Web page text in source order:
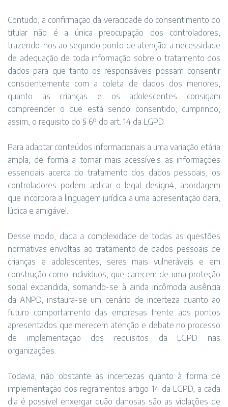
Contudo, a confirmação da veracidade do consentimento do
titular não é a única preocupação dos controladores,
trazendo-nos ao segundo ponto de atenção: a necessidade
de adequação de toda informação sobre o tratamento dos
dados para que tanto os responsáveis possam consentir
conscientemente com a coleta de dados dos menores,
quanto as crianças e os adolescentes consigam
compreender o que está sendo consentido, cumprindo,
assim, o requisito do § 6º do art. 14 da LGPD.
Para adaptar conteúdos informacionais a uma variação etária
ampla, de forma a tornar mais acessíveis as informações
essenciais acerca do tratamento dos dados pessoais, os
controladores podem aplicar o legal design4, abordagem
que incorpora a linguagem jurídica a uma apresentação clara,
lúdica e amigável.
Desse modo, dada a complexidade de todas as questões
normativas envoltas ao tratamento de dados pessoais de
crianças e adolescentes, seres mais vulneráveis e em
construção como indivíduos, que carecem de uma proteção
social expandida, somando-se à ainda incômoda ausência
da ANPD, instaura-se um cenário de incerteza quanto ao
futuro comportamento das empresas frente aos pontos
apresentados que merecem atenção e debate no processo
de implementação dos requisitos da LGPD nas
organizações.
Todavia, não obstante as incertezas quanto à forma de
implementação dos regramentos artigo 14 da LGPD, a cada
dia é possível enxergar quão danosas são as violações de